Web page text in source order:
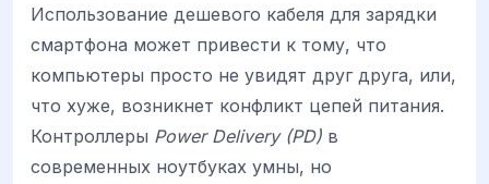
Использование дешевого кабеля для зарядки
смартфона может привести к тому, что
компьютеры просто не увидят друг друга, или,
что хуже, возникнет конфликт цепей питания.
Контроллеры Power Delivery (PD) в
современных ноутбуках умны, но